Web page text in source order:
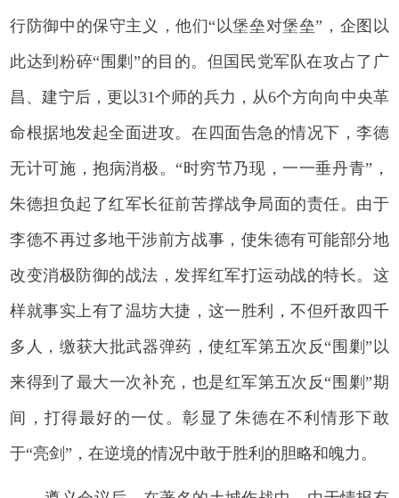
行防御中的保守主义，他们“以堡垒对堡垒”，企图以
此达到粉碎“围剿”的目的。但国民党军队在攻占了广
昌、建宁后，更以31个师的兵力，从6个方向向中央革
命根据地发起全面进攻。在四面告急的情况下，李德
无计可施，抱病消极。“时穷节乃现，一一垂丹青”，
朱德担负起了红军长征前苦撑战争局面的责任。由于
李德不再过多地干涉前方战事，使朱德有可能部分地
改变消极防御的战法，发挥红军打运动战的特长。这
样就事实上有了温坊大捷，这一胜利，不但歼敌四千
多人，缴获大批武器弹药，使红军第五次反“围剿”以
来得到了最大一次补充，也是红军第五次反“围剿”期
间，打得最好的一仗。彰显了朱德在不利情形下敢
于“亮剑”，在逆境的情况中敢于胜利的胆略和魄力。